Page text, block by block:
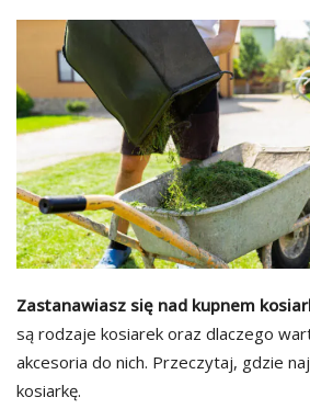
Zastanawiasz się nad kupnem
są rodzaje kosiarek oraz dlaczego
akcesoria do nich. Przeczytaj, gdzie
kosiarkę.